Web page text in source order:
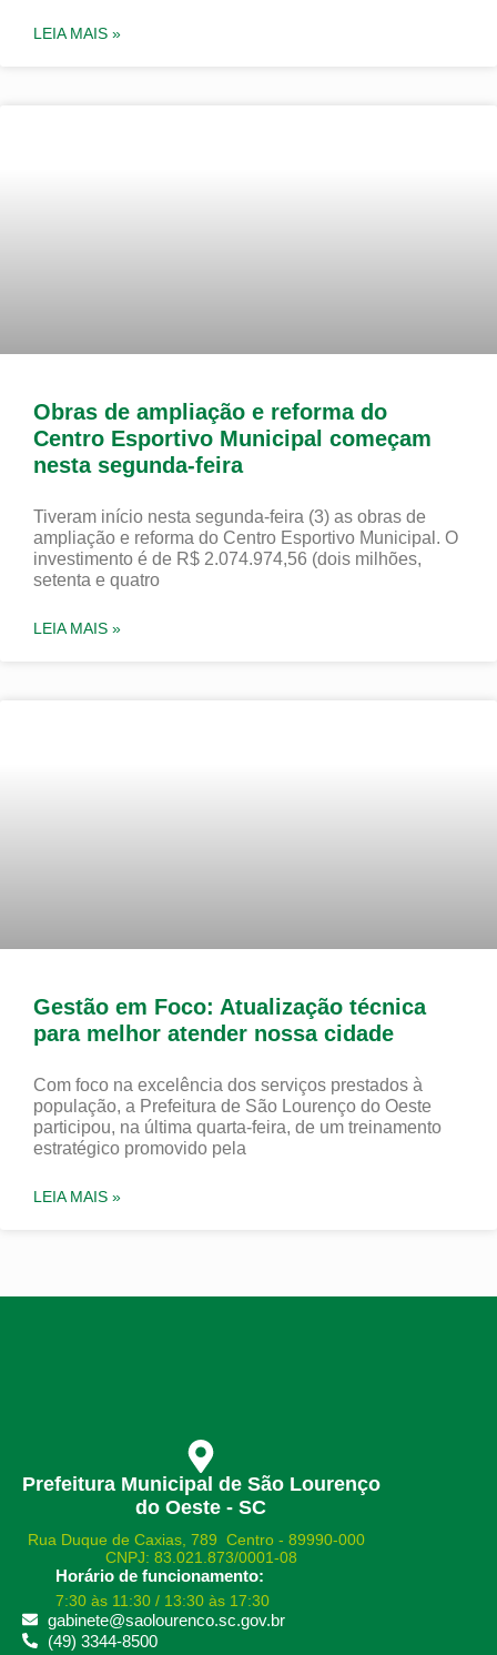
LEIA MAIS »
Obras de ampliação e reforma do
Centro Esportivo Municipal começam
nesta segunda-feira
Tiveram início nesta segunda-feira (3) as obras de
ampliação e reforma do Centro Esportivo Municipal. O
investimento é de R$ 2.074.974,56 (dois milhões,
setenta e quatro
LEIA MAIS »
Gestão em Foco: Atualização técnica
para melhor atender nossa cidade
Com foco na excelência dos serviços prestados à
população, a Prefeitura de São Lourenço do Oeste
participou, na última quarta-feira, de um treinamento
estratégico promovido pela
LEIA MAIS »
Prefeitura Municipal de São Lourenço
do Oeste - SC
Rua Duque de Caxias, 789 Centro - 89990-000
CNPJ: 83.021.873/0001-08
Horário de funcionamento:
7:30 às 11:30 / 13:30 às 17:30
gabinete@saolourenco.sc.gov.br
(49) 3344-8500